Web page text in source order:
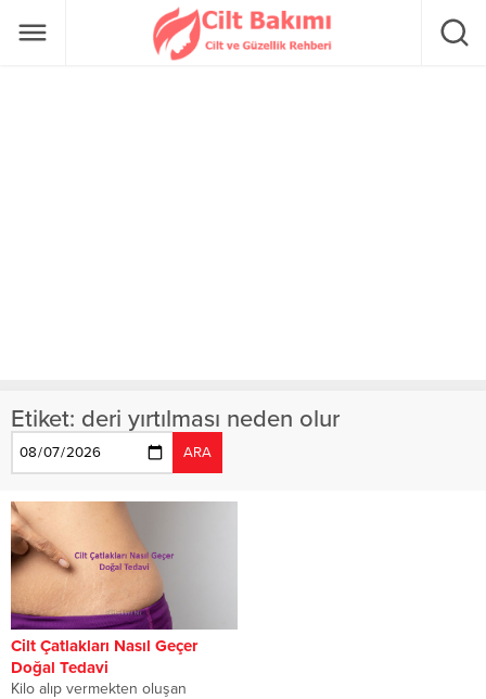
Etiket: deri yırtılması neden olur
ARA
Cilt Çatlakları Nasıl Geçer
Doğal Tedavi
Kilo alıp vermekten oluşan